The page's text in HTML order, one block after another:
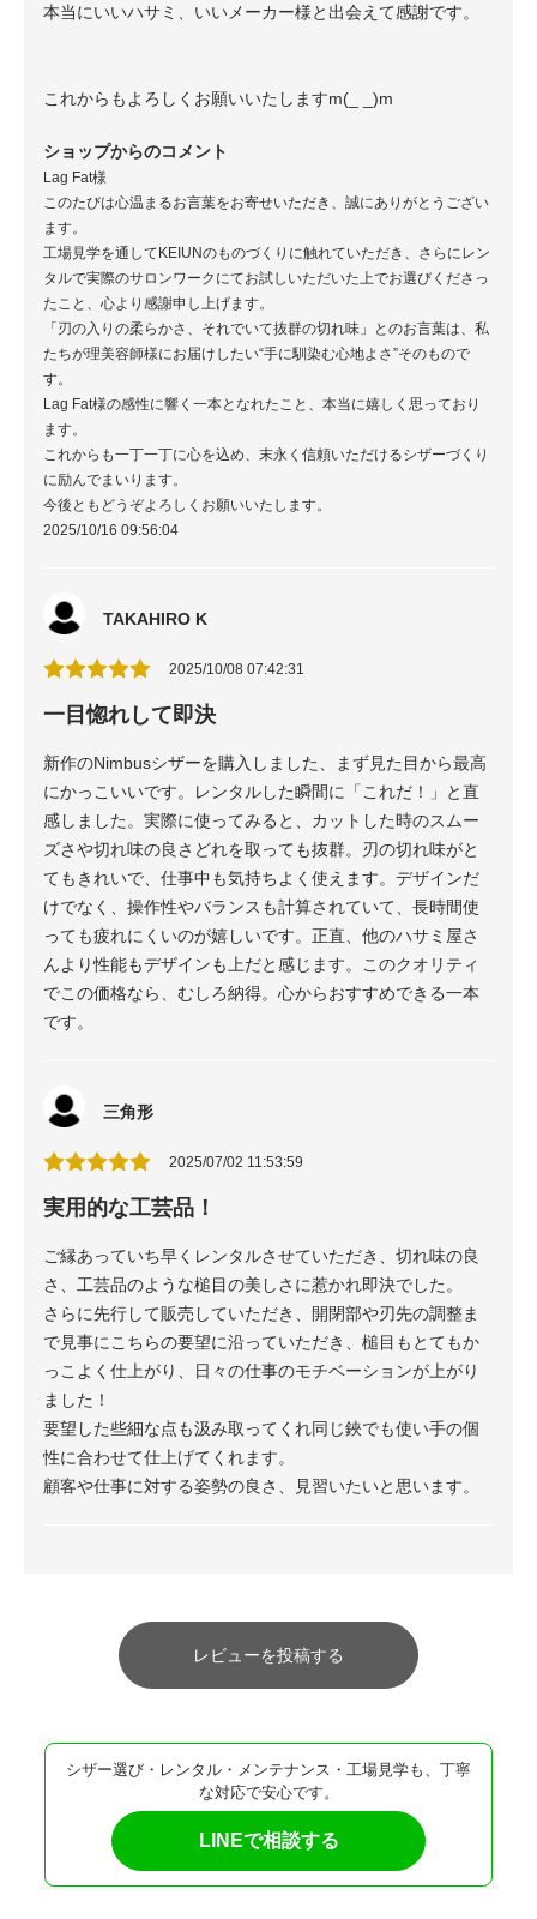
本当にいいハサミ、いいメーカー様と出会えて感謝です。
これからもよろしくお願いいたしますm(_ _)m
ショップからのコメント
Lag Fat様
このたびは心温まるお言葉をお寄せいただき、誠にありがとうござい
ます。
工場見学を通してKEIUNのものづくりに触れていただき、さらにレン
タルで実際のサロンワークにてお試しいただいた上でお選びくださっ
たこと、心より感謝申し上げます。
「刃の入りの柔らかさ、それでいて抜群の切れ味」とのお言葉は、私
たちが理美容師様にお届けしたい“手に馴染む心地よさ”そのもので
す。
Lag Fat様の感性に響く一本となれたこと、本当に嬉しく思っており
ます。
これからも一丁一丁に心を込め、末永く信頼いただけるシザーづくり
に励んでまいります。
今後ともどうぞよろしくお願いいたします。
2025/10/16 09:56:04
TAKAHIRO K
2025/10/08 07:42:31
一目惚れして即決
新作のNimbusシザーを購入しました、まず見た目から最高
にかっこいいです。レンタルした瞬間に「これだ！」と直
感しました。実際に使ってみると、カットした時のスムー
ズさや切れ味の良さどれを取っても抜群。刃の切れ味がと
てもきれいで、仕事中も気持ちよく使えます。デザインだ
けでなく、操作性やバランスも計算されていて、長時間使
っても疲れにくいのが嬉しいです。正直、他のハサミ屋さ
んより性能もデザインも上だと感じます。このクオリティ
でこの価格なら、むしろ納得。心からおすすめできる一本
です。
三角形
2025/07/02 11:53:59
実用的な工芸品！
ご縁あっていち早くレンタルさせていただき、切れ味の良
さ、工芸品のような槌目の美しさに惹かれ即決でした。
さらに先行して販売していただき、開閉部や刃先の調整ま
で見事にこちらの要望に沿っていただき、槌目もとてもか
っこよく仕上がり、日々の仕事のモチベーションが上がり
ました！
要望した些細な点も汲み取ってくれ同じ鋏でも使い手の個
性に合わせて仕上げてくれます。
顧客や仕事に対する姿勢の良さ、見習いたいと思います。
レビューを投稿する
シザー選び・レンタル・メンテナンス・工場見学も、丁寧
な対応で安心です。
LINEで相談する